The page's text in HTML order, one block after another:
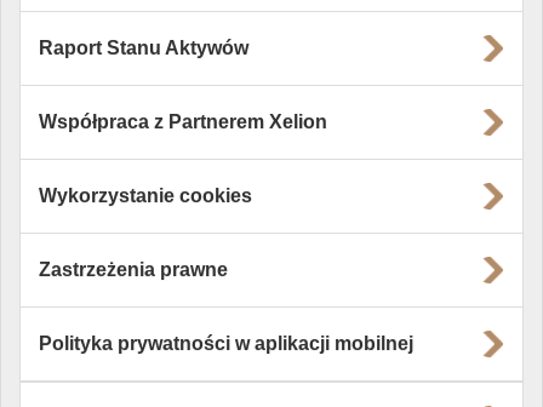
Raport Stanu Aktywów
Współpraca z Partnerem Xelion
Wykorzystanie cookies
Zastrzeżenia prawne
Polityka prywatności w aplikacji mobilnej